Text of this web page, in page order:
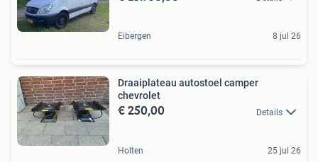
Eibergen 8 jul 26
Draaiplateau autostoel camper
chevrolet
€ 250,00 Details
Holten 25 jul 26